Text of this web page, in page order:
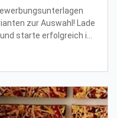
zur Auswahl! Lade
starte erfolgreich in